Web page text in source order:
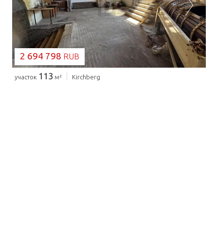
ЗАГРУЗКА...
2 694 798 RUB
участок 113 м² Kirchberg